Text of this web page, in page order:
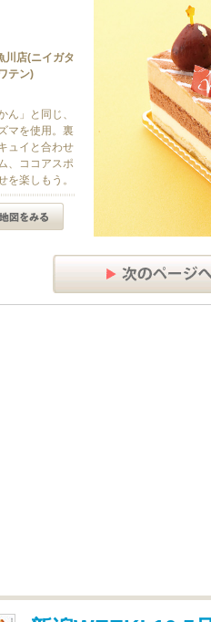
川店(ニイガタ
テン)
ん」と同じ、
マを使用。裏
ュイと合わせ
、ココアスポ
を楽しもう。